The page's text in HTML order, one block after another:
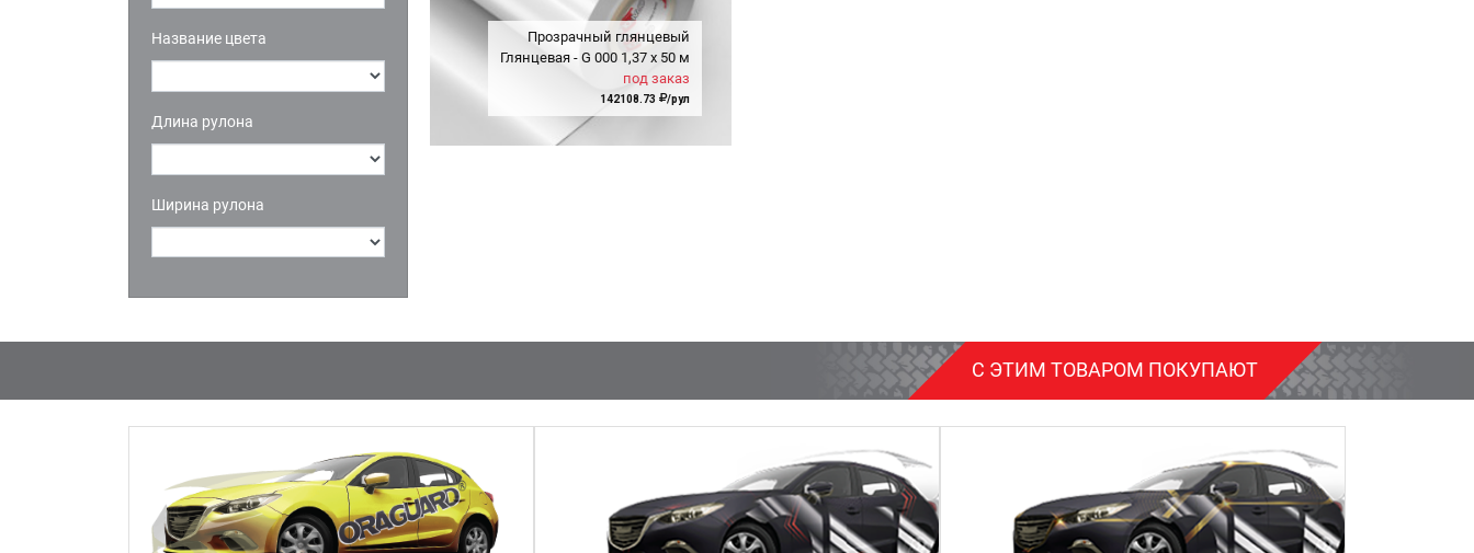
Название цвета
Длина рулона
Ширина рулона
Прозрачный глянцевый
Глянцевая - G 000 1,37x 50 м
под заказ
142108.73 /рул
С ЭТИМ ТОВАРОМ ПОКУПАЮТ